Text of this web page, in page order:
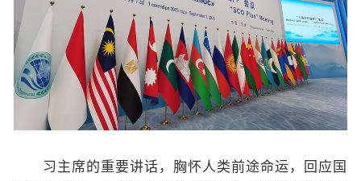
习主席的重要讲话，胸怀人类前途命运，回应国